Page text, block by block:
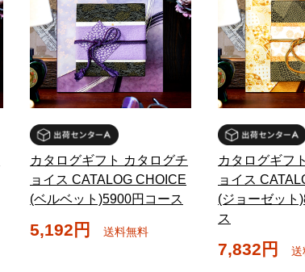
カタログギフト カタログチ
ョイス CATALOG CHOICE
(ベルベット)5900円コース
5,192円 送料無料
カタログギフ
ョイス
(ジョーゼット
ス
7,832円 送